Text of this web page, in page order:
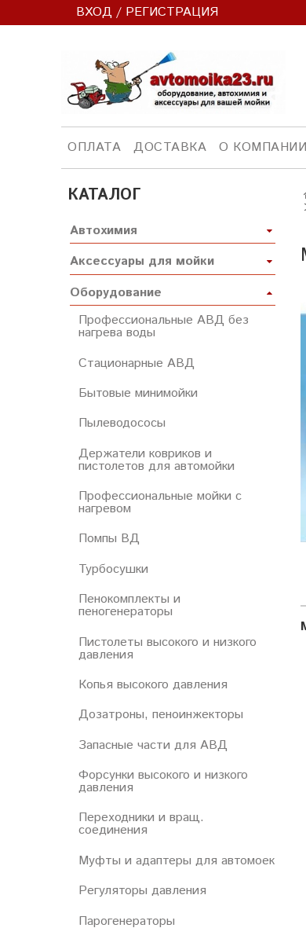
ВХОД / РЕГИСТРАЦИЯ
ОПЛАТА ДОСТАВКА О КОМПАНИИ
КАТАЛОГ
Автохимия
Аксессуары для мойки
Оборудование
Профессиональные АВД без
нагрева воды
Стационарные АВД
Бытовые минимойки
Пылеводососы
Держатели ковриков и
пистолетов для автомойки
Профессиональные мойки с
нагревом
Помпы ВД
Турбосушки
Пенокомплекты и
пеногенераторы
Пистолеты высокого и низкого
давления
Копья высокого давления
Дозатроны, пеноинжекторы
Запасные части для АВД
Форсунки высокого и низкого
давления
Переходники и вращ.
соединения
Муфты и адаптеры для автомоек
Регуляторы давления
Парогенераторы